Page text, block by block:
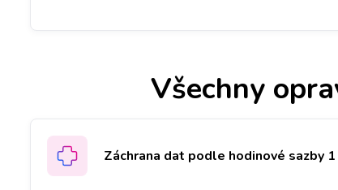
Všechny
Záchrana dat podle hodinové sazby 1